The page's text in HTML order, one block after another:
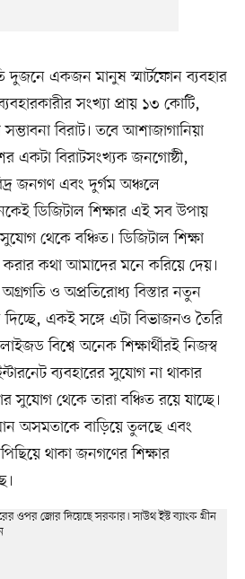
দুজনে একজন মানুষ স্মার্টফোন ব্যবহার
সংখ্যা প্রায় ১৩ কোটি,
বিরাট। তবে আশাজাগানিয়া
একটা বিরাটসংখ্যক জনগোষ্ঠী,
জনগণ এবং দুর্গম অঞ্চলে
ডিজিটাল শিক্ষার এই সব উপায়
থেকে বঞ্চিত। ডিজিটাল শিক্ষা
কথা আমাদের মনে করিয়ে দেয়।
ও অপ্রতিরোধ্য বিস্তার নতুন
একই সঙ্গে এটা বিভাজনও তৈরি
বিশ্বে অনেক শিক্ষার্থীরই নিজস্ব
ব্যবহারের সুযোগ না থাকার
সুযোগ থেকে তারা বঞ্চিত রয়ে যাচ্ছে।
অসমতাকে বাড়িয়ে তুলছে এবং
থাকা জনগণের শিক্ষার